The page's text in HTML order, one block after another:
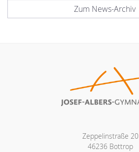
Zum News-Archiv
Zeppelinstraße 20
46236 Bottrop